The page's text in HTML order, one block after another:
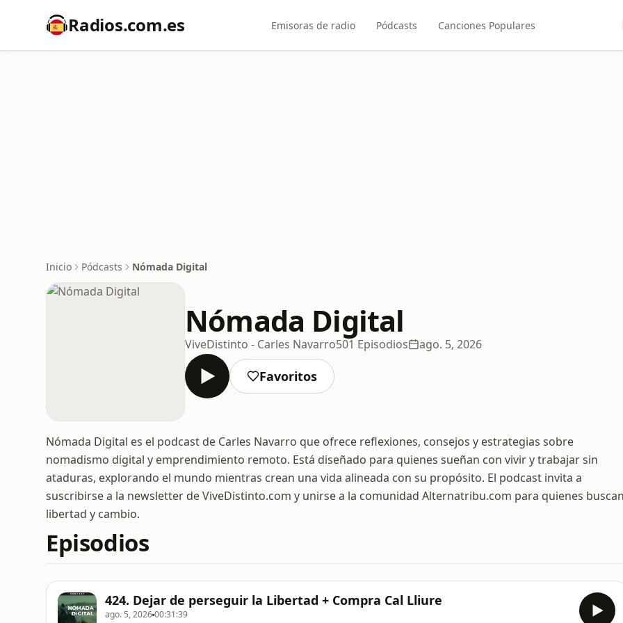
Radios.com.es Emisoras de radio Pódcasts Canciones Populares
Inicio Pódcasts Nómada Digital
Nómada Digital
ViveDistinto - Carles Navarro501 Episodios ago. 5, 2026
Favoritos
Nómada Digital es el podcast de Carles Navarro que ofrece reflexiones, consejos y estrategias sobre
nomadismo digital y emprendimiento remoto. Está diseñado para quienes sueñan con vivir y trabajar sin
ataduras, explorando el mundo mientras crean una vida alineada con su propósito. El podcast invita a
suscribirse a la newsletter de ViveDistinto.com y unirse a la comunidad Alternatribu.com para quienes
libertad y cambio.
Episodios
424. Dejar de perseguir la Libertad + Compra Cal Lliure
ago. 5, 202600:31:39